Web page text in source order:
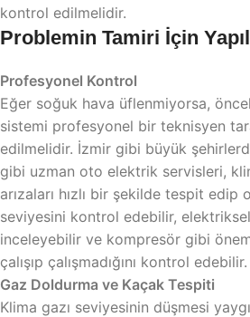
kontrol edilmelidir.
Problemin Tamiri İçin
Profesyonel Kontrol
Eğer soğuk hava üflenmiyorsa,
sistemi profesyonel bir teknisyen
edilmelidir. İzmir gibi büyük
gibi uzman oto elektrik servisleri,
arızaları hızlı bir şekilde tespit edip
seviyesini kontrol edebilir, elektriksel
inceleyebilir ve kompresör gibi
çalışıp çalışmadığını kontrol edebilir.
Gaz Doldurma ve Kaçak Tespiti
Klima gazı seviyesinin düşmesi